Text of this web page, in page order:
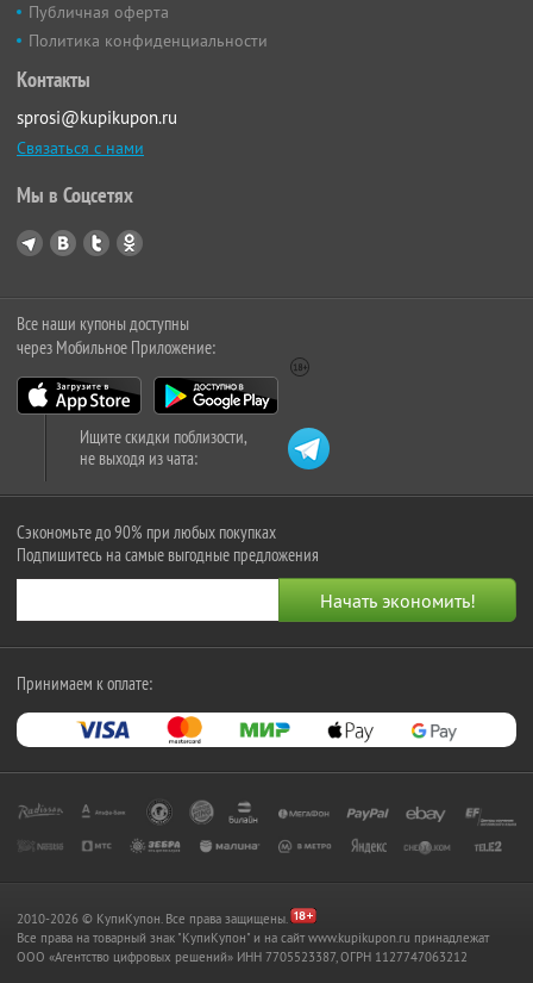
Публичная оферта
Политика конфиденциальности
Контакты
sprosi@kupikupon.ru
Связаться с нами
Мы в Соцсетях
Все наши купоны доступны
через Мобильное Приложение:
Ищите скидки поблизости,
не выходя из чата:
Сэкономьте до 90% при любых покупках
Подпишитесь на самые выгодные предложения
Принимаем к оплате:
2010-2026 © КупиКупон. Все права защищены.
Все права на товарный знак "КупиКупон" и на сайт www.kupikupon.ru принадлежат
OOO «Агентство цифровых решений» ИНН 7705523387, ОГРН 1127747063212